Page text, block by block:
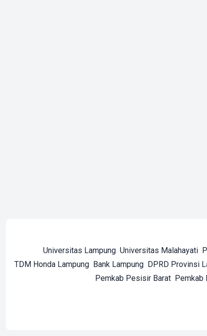
Universitas Lampung Universitas Malahayati
TDM Honda Lampung Bank Lampung DPRD Provinsi
Pemkab Pesisir Barat Pemkab